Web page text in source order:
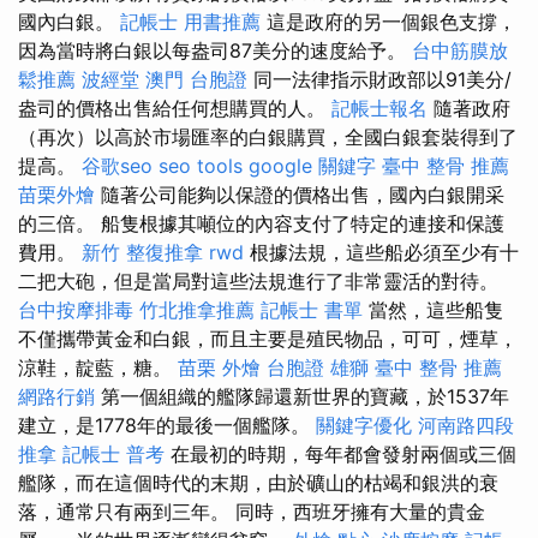
國內白銀。 記帳士 用書推薦 這是政府的另一個銀色支撐，
因為當時將白銀以每盎司87美分的速度給予。 台中筋膜放
鬆推薦 波經堂 澳門 台胞證 同一法律指示財政部以91美分/
盎司的價格出售給任何想購買的人。 記帳士報名 隨著政府
（再次）以高於市場匯率的白銀購買，全國白銀套裝得到了
提高。 谷歌seo seo tools google 關鍵字 臺中 整骨 推薦
苗栗外燴 隨著公司能夠以保證的價格出售，國內白銀開采
的三倍。 船隻根據其噸位的內容支付了特定的連接和保護
費用。 新竹 整復推拿 rwd 根據法規，這些船必須至少有十
二把大砲，但是當局對這些法規進行了非常靈活的對待。
台中按摩排毒 竹北推拿推薦 記帳士 書單 當然，這些船隻
不僅攜帶黃金和白銀，而且主要是殖民物品，可可，煙草，
涼鞋，靛藍，糖。 苗栗 外燴 台胞證 雄獅 臺中 整骨 推薦
網路行銷 第一個組織的艦隊歸還新世界的寶藏，於1537年
建立，是1778年的最後一個艦隊。 關鍵字優化 河南路四段
推拿 記帳士 普考 在最初的時期，每年都會發射兩個或三個
艦隊，而在這個時代的末期，由於礦山的枯竭和銀洪的衰
落，通常只有兩到三年。 同時，西班牙擁有大量的貴金